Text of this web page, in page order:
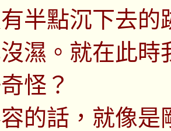
半點沉下去的
濕。就在此時
怪？
的話，就像